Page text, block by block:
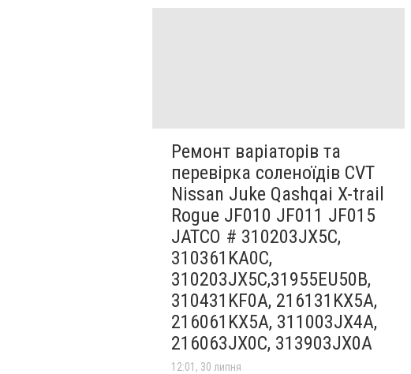
Ремонт варіаторів та
перевірка соленоїдів CVT
Nissan Juke Qashqai X-trail
Rogue JF010 JF011 JF015
JATCO # 310203JX5C,
310361KA0C,
310203JX5C,31955EU50B,
310431KF0A, 216131KX5A,
216061KX5A, 311003JX4A,
216063JX0C, 313903JX0A
12:01, 30 липня